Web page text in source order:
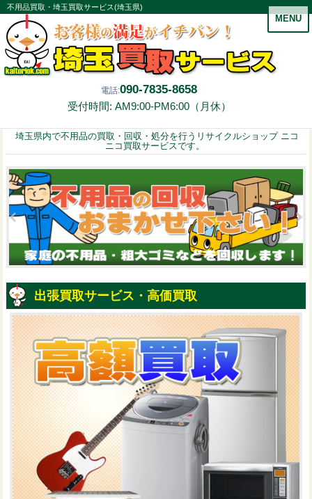
不用品買取・埼玉買取サービス(埼玉県)
電話:090-7835-8658
受付時間: AM9:00-PM6:00（月休）
MENU
埼玉県内で不用品の買取・回収・処分を行うリサイクルショップ ニコ
ニコ買取サービスです。
出張買取サービス・高価買取